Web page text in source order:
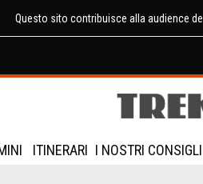
Questo sito contribuisce alla audience de
ITINERARI I NOSTRI CONSIGLI